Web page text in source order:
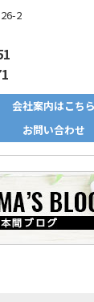
2
会社案内はこちら
お問い合わせ